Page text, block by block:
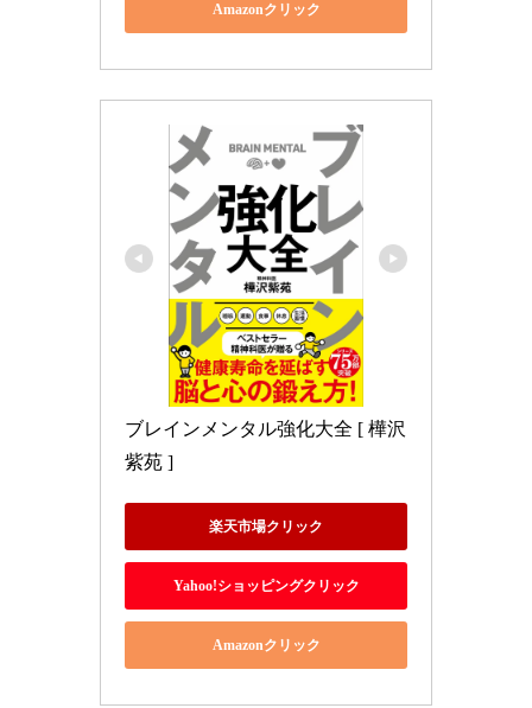
Amazonクリック
ブレインメンタル強化大全 [ 樺沢
紫苑 ]
楽天市場クリック
Yahoo!ショッピングクリック
Amazonクリック